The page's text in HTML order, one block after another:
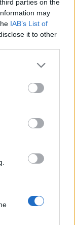
parties on the
may
IAB’s List of
it to other
«γη -